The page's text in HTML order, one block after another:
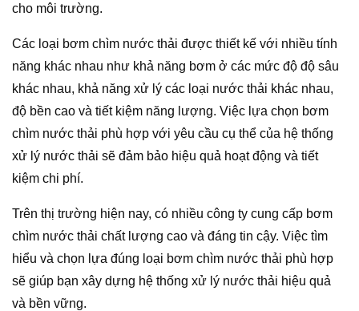
cho môi trường.
Các loại bơm chìm nước thải được thiết kế với nhiều tính
năng khác nhau như khả năng bơm ở các mức độ độ sâu
khác nhau, khả năng xử lý các loại nước thải khác nhau,
độ bền cao và tiết kiệm năng lượng. Việc lựa chọn bơm
chìm nước thải phù hợp với yêu cầu cụ thể của hệ thống
xử lý nước thải sẽ đảm bảo hiệu quả hoạt động và tiết
kiệm chi phí.
Trên thị trường hiện nay, có nhiều công ty cung cấp bơm
chìm nước thải chất lượng cao và đáng tin cậy. Việc tìm
hiểu và chọn lựa đúng loại bơm chìm nước thải phù hợp
sẽ giúp bạn xây dựng hệ thống xử lý nước thải hiệu quả
và bền vững.